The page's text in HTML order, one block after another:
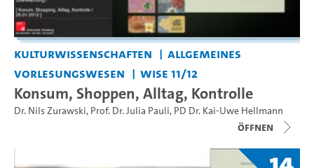
Kulturwissenschaften
Allgemeines
Vorlesungswesen
WiSe 11/12
Konsum, Shoppen, Alltag, Kontrolle
Dr. Nils Zurawski, Prof. Dr. Julia Pauli, PD Dr. Kai-Uwe Hellmann
Öffnen